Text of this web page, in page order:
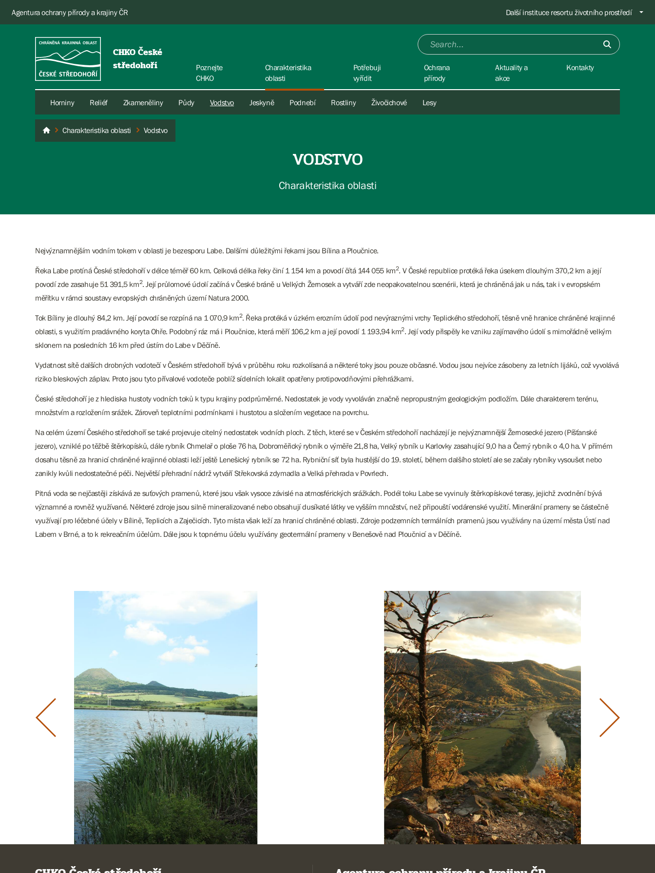
Agentura ochrany přírody a krajiny ČR Další instituce resortu životního prostředí
CHKO České
středohoří
Poznejte
CHKO
Charakteristika
oblasti
Horniny Reliéf Zkameněliny Půdy Vodstvo Jeskyně Podnebí Rostliny Živočichové Lesy
Potřebuji
vyřídit
Ochrana
přírody
Aktuality a
akce
Kontakty
České středohoří
Charakteristika oblasti Vodstvo
VODSTVO
Charakteristika oblasti
Nejvýznamnějším vodním tokem v oblasti je bezesporu Labe. Dalšími důležitými řekami jsou Bílina a Ploučnice.
Řeka Labe protíná České středohoří v délce téměř 60 km. Celková délka řeky činí 1 154 km a povodí čítá 144 055 km2. V České republice protéká řeka úsekem dlouhým 370,2 km a její
povodí zde zasahuje 51 391,5 km2. Její průlomové údolí začíná v České bráně u Velkých Žernosek a vytváří zde neopakovatelnou scenérii, která je chráněná jak u nás, tak i v evropském
měřítku v rámci soustavy evropských chráněných území Natura 2000.
Tok Bíliny je dlouhý 84,2 km. Její povodí se rozpíná na 1 070,9 km2. Řeka protéká v úzkém erozním údolí pod nevýraznými vrchy Teplického středohoří, těsně vně hranice chráněné krajinné
oblasti, s využitím pradávného koryta Ohře. Podobný ráz má i Ploučnice, která měří 106,2 km a její povodí 1 193,94 km2. Její vody přispěly ke vzniku zajímavého údolí s mimořádně velkým
sklonem na posledních 16 km před ústím do Labe v Děčíně.
Vydatnost sítě dalších drobných vodotečí v Českém středohoří bývá v průběhu roku rozkolísaná a některé toky jsou pouze občasné. Vodou jsou nejvíce zásobeny za letních lijáků, což vyvolává
riziko bleskových záplav. Proto jsou tyto přívalové vodoteče poblíž sídelních lokalit opatřeny protipovodňovými přehrážkami.
České středohoří je z hlediska hustoty vodních toků k typu krajiny podprůměrné. Nedostatek je vody vyvoláván značně nepropustným geologickým podložím. Dále charakterem terénu,
množstvím a rozložením srážek. Zároveň teplotními podmínkami i hustotou a složením vegetace na povrchu.
Na celém území Českého středohoří se také projevuje citelný nedostatek vodních ploch. Z těch, které se v Českém středohoří nacházejí je nejvýznamnější Žernosecké jezero (Píšťanské
jezero), vzniklé po těžbě štěrkopísků, dále rybník Chmelař o ploše 76 ha, Dobroměřický rybník o výměře 21,8 ha, Velký rybník u Karlovky zasahující 9,0 ha a Černý rybník o 4,0 ha. V přímém
dosahu těsně za hranicí chráněné krajinné oblasti leží ještě Lenešický rybník se 72 ha. Rybniční síť byla hustější do 19. století, během dalšího století ale se začaly rybníky vysoušet nebo
zanikly kvůli nedostatečné péči. Největší přehradní nádrž vytváří Střekovská zdymadla a Velká přehrada v Povrlech.
Pitná voda se nejčastěji získává ze suťových pramenů, které jsou však vysoce závislé na atmosférických srážkách. Podél toku Labe se vyvinuly štěrkopískové terasy, jejichž zvodnění bývá
významné a rovněž využívané. Některé zdroje jsou silně mineralizované nebo obsahují dusíkaté látky ve vyšším množství, než připouští vodárenské využití. Minerální prameny se částečně
využívají pro léčebné účely v Bílině, Teplicích a Zaječicích. Tyto místa však leží za hranicí chráněné oblasti. Zdroje podzemních termálních pramenů jsou využívány na území města Ústí nad
Labem v Brné, a to k rekreačním účelům. Dále jsou k topnému účelu využívány geotermální prameny v Benešově nad Ploučnicí a v Děčíně.